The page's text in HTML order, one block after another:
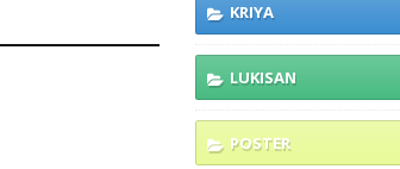
KRIYA
LUKISAN
POSTER